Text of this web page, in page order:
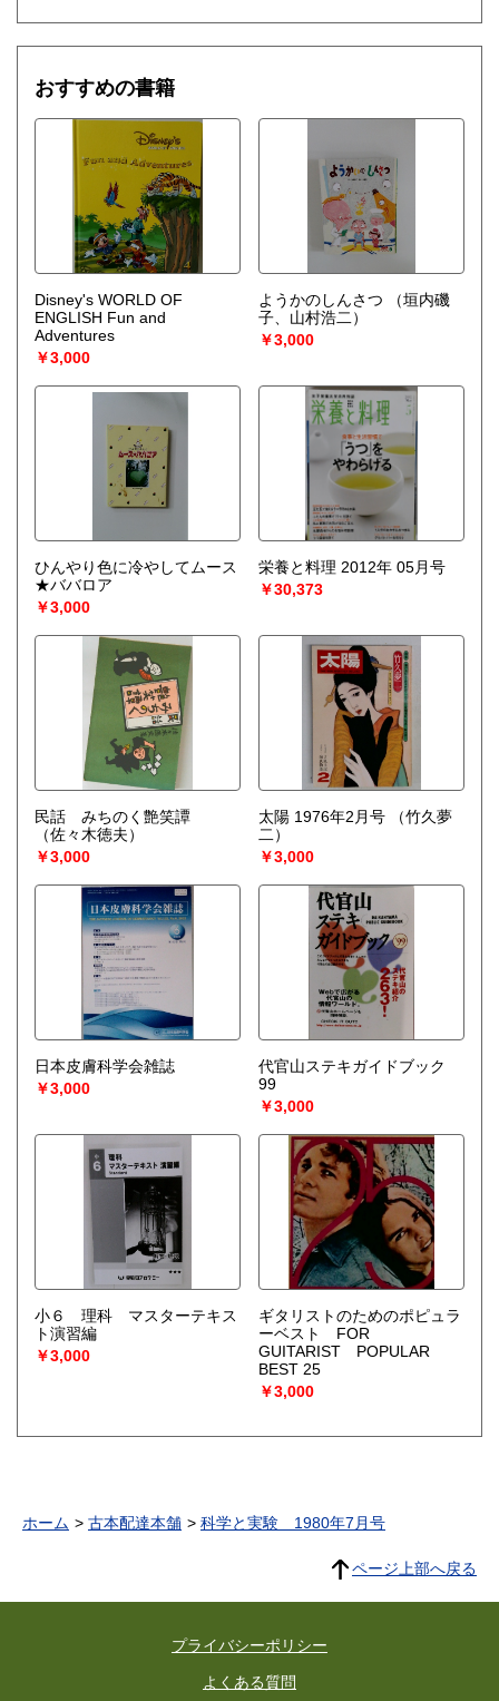
おすすめの書籍
Disney's WORLD OF
ENGLISH Fun and
Adventures
￥3,000
ようかのしんさつ
（垣内磯
子、山村浩二）
￥3,000
ひんやり色に冷やしてムース
★ババロア
￥3,000
栄養と料理 2012年 05月号
￥30,373
民話 みちのく艶笑譚
（佐々木徳夫）
￥3,000
太陽 1976年2月号
（竹久夢
二）
￥3,000
日本皮膚科学会雑誌
￥3,000
代官山ステキガイドブック
99
￥3,000
小６ 理科 マスターテキス
ト演習編
￥3,000
ギタリストのためのポピュラ
ーベスト FOR
GUITARIST POPULAR
BEST 25
￥3,000
ホーム 古本配達本舗 科学と実験 1980年7月号
ページ上部へ戻る
プライバシーポリシー
よくある質問